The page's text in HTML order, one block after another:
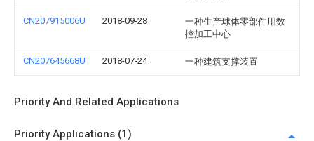
CN207915006U 2018-09-28
一种生产球体零部件用数
控加工中心
CN207645668U 2018-07-24 一种建筑支撑装置
Priority And Related Applications
Priority Applications (1)